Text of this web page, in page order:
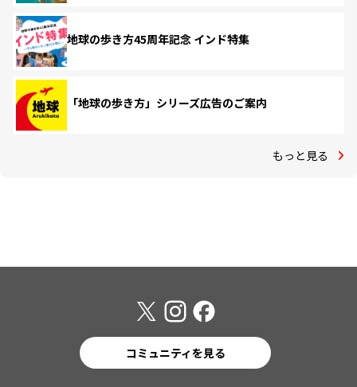
地球の歩き方45周年記念 インド特集
「地球の歩き方」シリーズ広告のご案内
もっと見る
コミュニティを見る